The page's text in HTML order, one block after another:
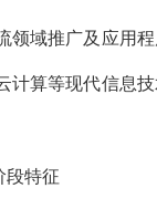
域推广及应用程
计算等现代信息
段特征